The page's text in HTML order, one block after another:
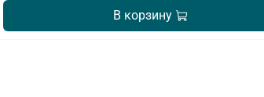
В корзину